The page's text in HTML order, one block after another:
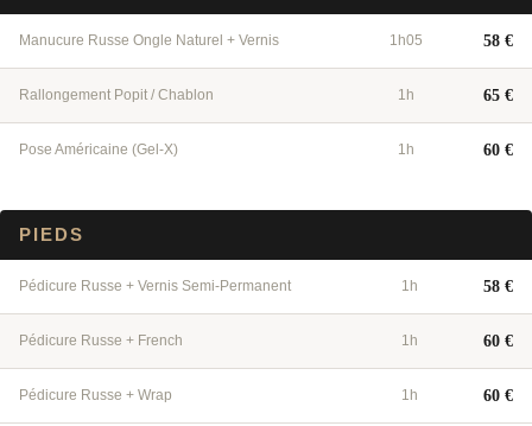
Manucure Russe Ongle Naturel + Vernis 1h05 58 €
Rallongement Popit / Chablon 1h 65 €
Pose Américaine (Gel-X) 1h 60 €
PIEDS
Pédicure Russe + Vernis Semi-Permanent 1h 58 €
Pédicure Russe + French 1h 60 €
Pédicure Russe + Wrap 1h 60 €